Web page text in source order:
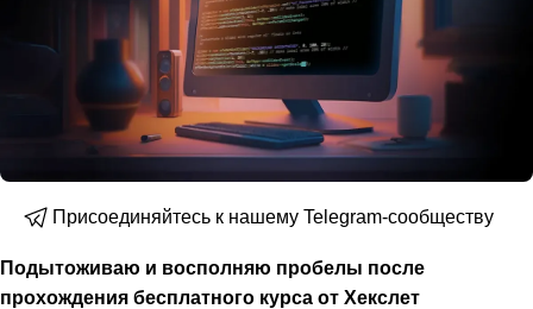
Присоединяйтесь к нашему Telegram-сообществу
Подытоживаю и восполняю пробелы после
прохождения бесплатного курса от Хекслет